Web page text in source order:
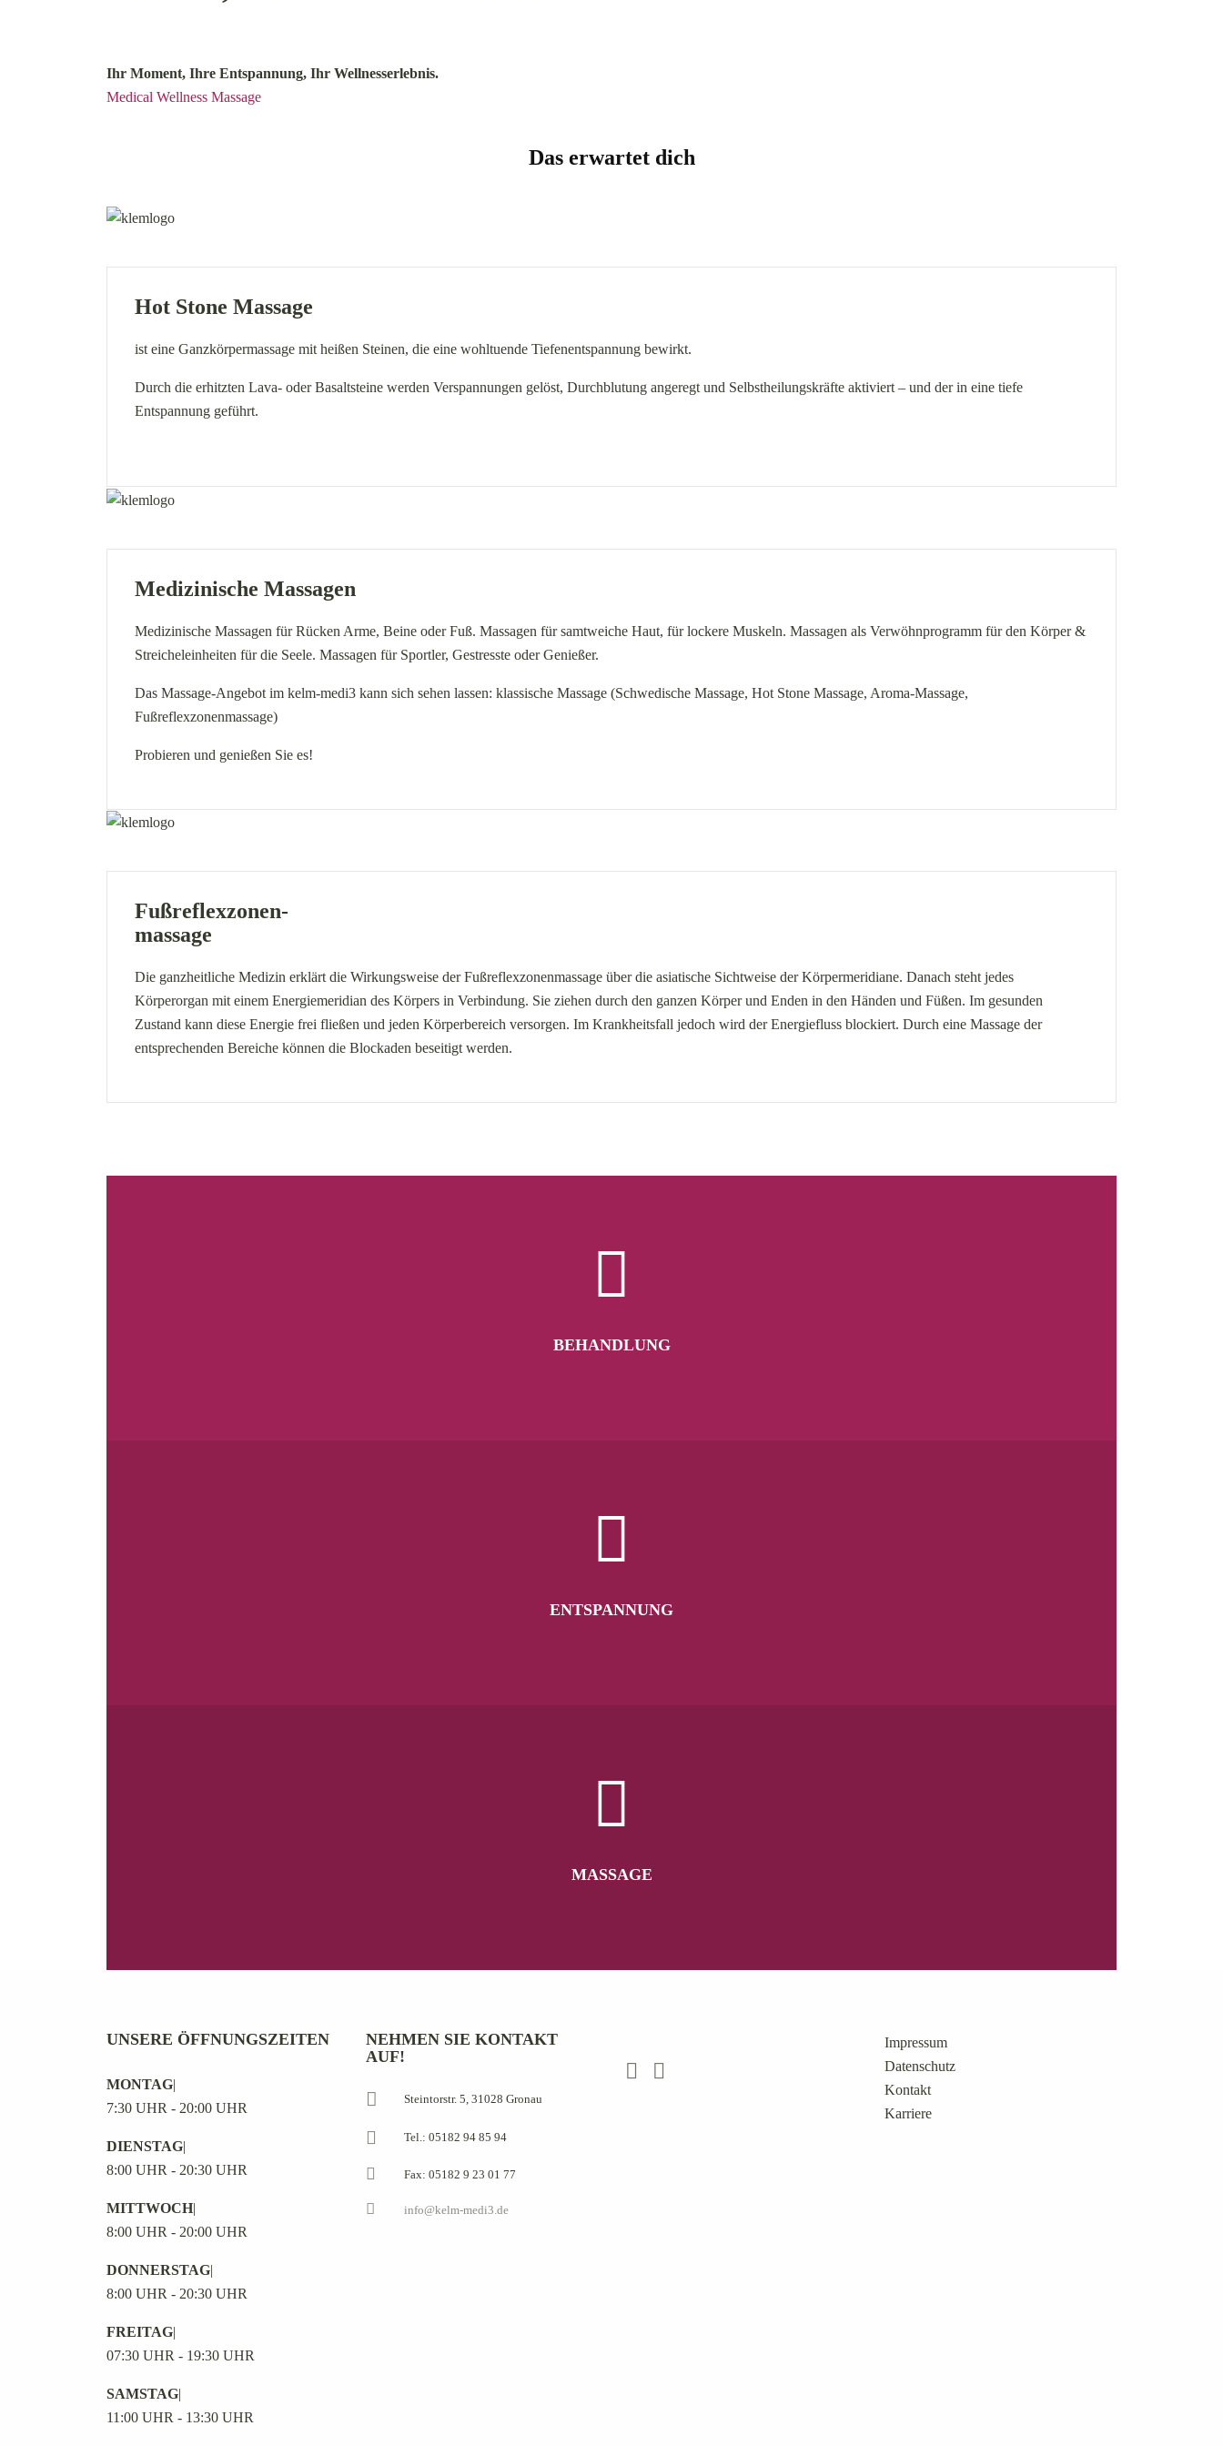
Ihr Moment, Ihre Entspannung, Ihr Wellnesserlebnis.
Medical Wellness Massage
Das erwartet dich
Hot Stone Massage
ist eine Ganzkörpermassage mit heißen Steinen, die eine wohltuende Tiefenentspannung bewirkt.
Durch die erhitzten Lava- oder Basaltsteine werden Verspannungen gelöst, Durchblutung angeregt und Selbstheilungskräfte aktiviert – und der in eine tiefe
Entspannung geführt.
Medizinische Massagen
Medizinische Massagen für Rücken Arme, Beine oder Fuß. Massagen für samtweiche Haut, für lockere Muskeln. Massagen als Verwöhnprogramm für den Körper &
Streicheleinheiten für die Seele. Massagen für Sportler, Gestresste oder Genießer.
Das Massage-Angebot im kelm-medi3 kann sich sehen lassen: klassische Massage (Schwedische Massage, Hot Stone Massage, Aroma-Massage,
Fußreflexzonenmassage)
Probieren und genießen Sie es!
Fußreflexzonen-
massage
Die ganzheitliche Medizin erklärt die Wirkungsweise der Fußreflexzonenmassage über die asiatische Sichtweise der Körpermeridiane. Danach steht jedes
Körperorgan mit einem Energiemeridian des Körpers in Verbindung. Sie ziehen durch den ganzen Körper und Enden in den Händen und Füßen. Im gesunden
Zustand kann diese Energie frei fließen und jeden Körperbereich versorgen. Im Krankheitsfall jedoch wird der Energiefluss blockiert. Durch eine Massage der
entsprechenden Bereiche können die Blockaden beseitigt werden.
BEHANDLUNG
ENTSPANNUNG
MASSAGE
UNSERE ÖFFNUNGSZEITEN
MONTAG|
7:30 UHR - 20:00 UHR
DIENSTAG|
8:00 UHR - 20:30 UHR
MITTWOCH|
8:00 UHR - 20:00 UHR
DONNERSTAG|
8:00 UHR - 20:30 UHR
FREITAG|
07:30 UHR - 19:30 UHR
SAMSTAG|
11:00 UHR - 13:30 UHR
NEHMEN SIE KONTAKT
AUF!
Steintorstr. 5, 31028 Gronau
Tel.: 05182 94 85 94
Fax: 05182 9 23 01 77
info@kelm-medi3.de
Impressum
Datenschutz
Kontakt
Karriere